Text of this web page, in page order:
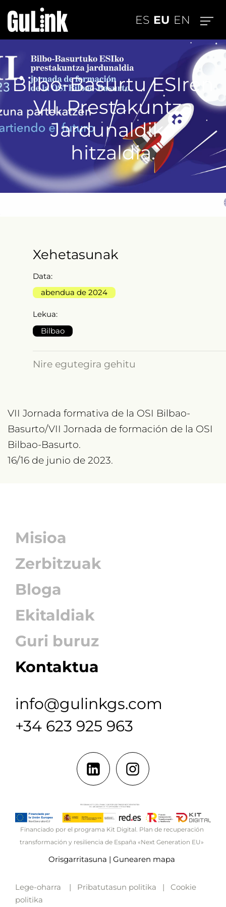
ES EU EN
Bilbo-Basurtu ESIren
VII. Prestakuntza
Jardunaldiko
hitzaldia.
Xehetasunak
Data:
abendua de 2024
Lekua:
Bilbao
Nire egutegira gehitu
VII Jornada formativa de la OSI Bilbao-
Basurto/VII Jornada de formación de la OSI
Bilbao-Basurto.
16/16 de junio de 2023.
Misioa
Zerbitzuak
Bloga
Ekitaldiak
Guri buruz
Kontaktua
info@gulinkgs.com
+34 623 925 963
Financiado por el programa Kit Digital. Plan de recuperación
transformación y resiliencia de España «Next Generation EU»
Orisgarritasuna | Gunearen mapa
Lege-oharra | Pribatutasun politika | Cookie
politika